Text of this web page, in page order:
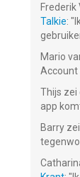
Frederik
Talkie: "
Mario
Account
Thijs zei
app
Barry